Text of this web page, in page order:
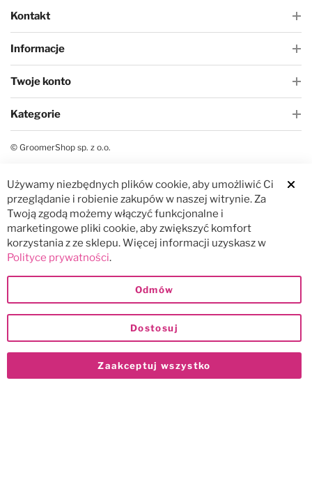
Kontakt
Informacje
Twoje konto
Kategorie
© GroomerShop sp. z o.o.
Używamy niezbędnych plików cookie, aby umożliwić Ci
przeglądanie i robienie zakupów w naszej witrynie. Za
Twoją zgodą możemy włączyć funkcjonalne i
marketingowe pliki cookie, aby zwiększyć komfort
korzystania z ze sklepu. Więcej informacji uzyskasz w
Polityce prywatności.
Zaakceptuj wszystko
Dostosuj
Odmów